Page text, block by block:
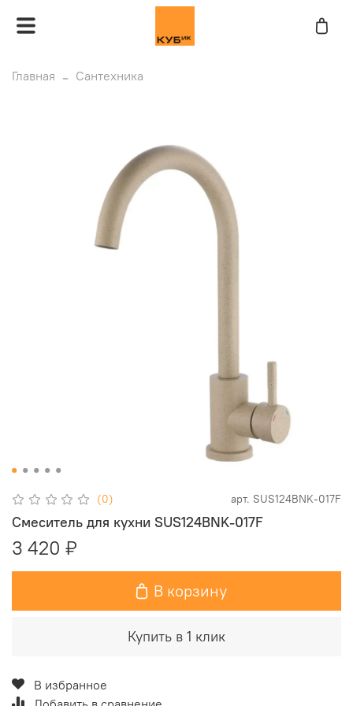
Главная Сантехника
(0) арт. SUS124BNK-017F
Смеситель для кухни SUS124BNK-017F
3 420 ₽
В корзину
Купить в 1 клик
В избранное